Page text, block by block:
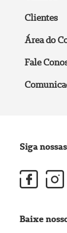
Clientes
Área do
Fale
Siga
Baixe